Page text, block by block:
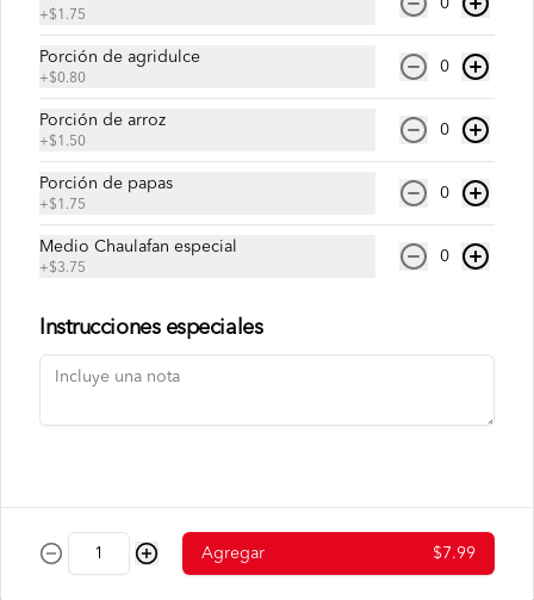
vegetales
+$1.75
0
Porción de agridulce
+$0.80
0
Porción de arroz
+$1.50
0
Porción de papas
+$1.75
0
Medio Chaulafan especial
+$3.75
0
Instrucciones especiales
Agregar $7.99